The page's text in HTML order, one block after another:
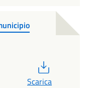
Scarica